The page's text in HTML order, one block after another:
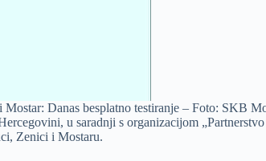
Danas besplatno testiranje – Foto: SKB
u saradnji s organizacijom
Zenici i Mostaru.